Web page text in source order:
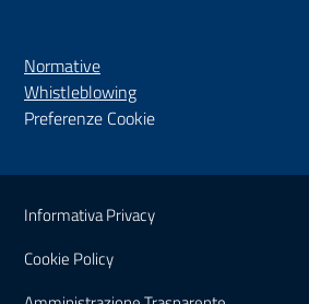
Normative
Whistleblowing(nuova scheda - new tab)
Preferenze Cookie
Sezione Link Utili
Informativa Privacy
Cookie Policy